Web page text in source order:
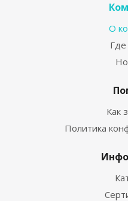
О
Где
Как
Политика